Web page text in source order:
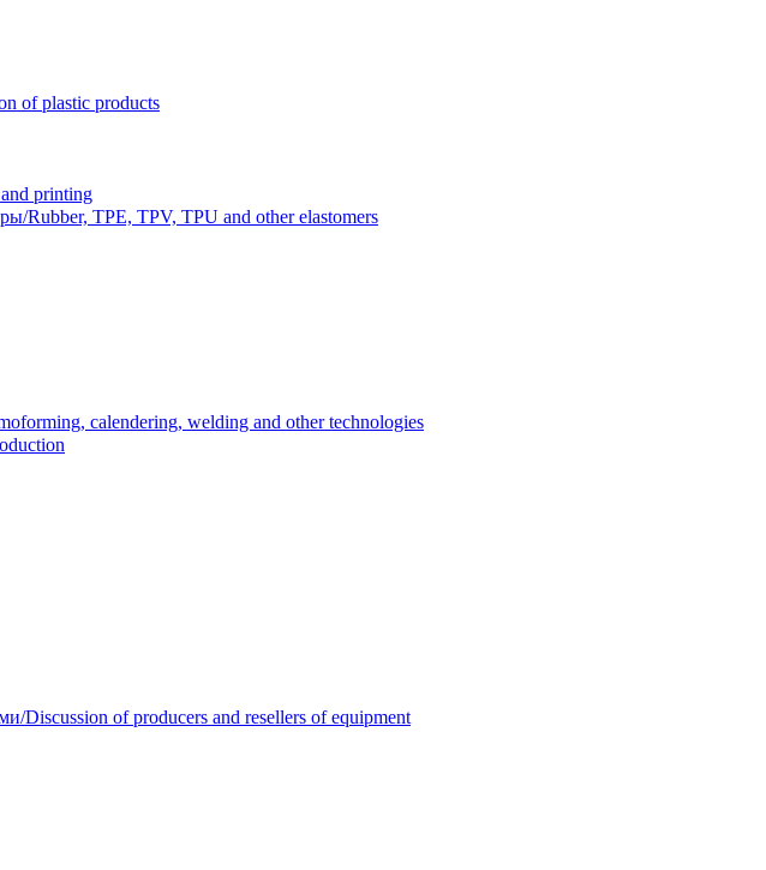
of plastic products
printing
Rubber, TPE, TPV, TPU and other elastomers
calendering, welding and other technologies
of producers and resellers of equipment